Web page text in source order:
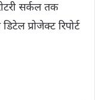
सर्कल तक
प्रोजेक्ट रिपोर्ट